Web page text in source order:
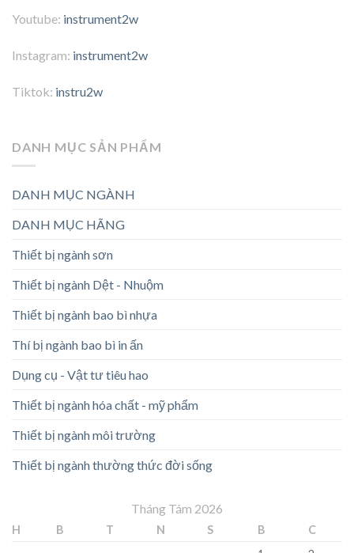
Youtube: instrument2w
Instagram: instrument2w
Tiktok: instru2w
DANH MỤC SẢN PHẨM
DANH MỤC NGÀNH
DANH MỤC HÃNG
Thiết bị ngành sơn
Thiết bị ngành Dệt - Nhuộm
Thiết bị ngành bao bì nhựa
Thí bị ngành bao bì in ấn
Dụng cụ - Vật tư tiêu hao
Thiết bị ngành hóa chất - mỹ phẩm
Thiết bị ngành môi trường
Thiết bị ngành thường thức đời sống
Tháng Tám 2026
H B T N S B
C